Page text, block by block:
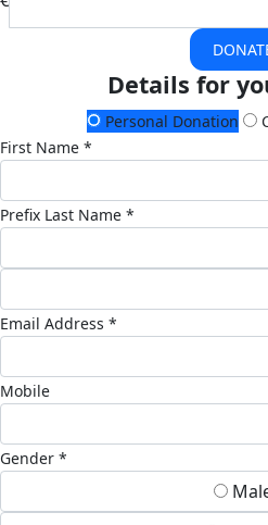
Details for
Personal Donation
First Name *
Prefix Last Name *
Email Address *
Mobile
Gender *